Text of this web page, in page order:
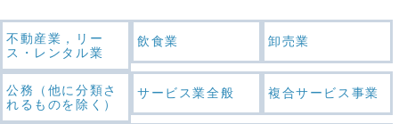
不動産業，リー
ス・レンタル業
飲食業 卸売業
公務（他に分類さ
れるものを除く）
サービス業全般 複合サービス事業